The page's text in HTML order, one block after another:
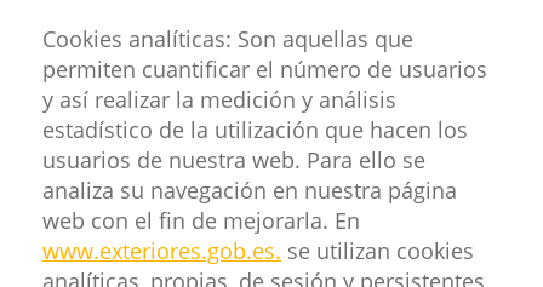
Cookies analíticas: Son aquellas que
permiten cuantificar el número de usuarios
y así realizar la medición y análisis
estadístico de la utilización que hacen los
usuarios de nuestra web. Para ello se
analiza su navegación en nuestra página
web con el fin de mejorarla. En
www.exteriores.gob.es. se utilizan cookies
analíticas, propias, de sesión y persistentes,